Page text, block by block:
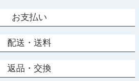
お支払い
配送・送料
返品・交換